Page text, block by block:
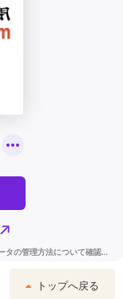
トップへ戻る